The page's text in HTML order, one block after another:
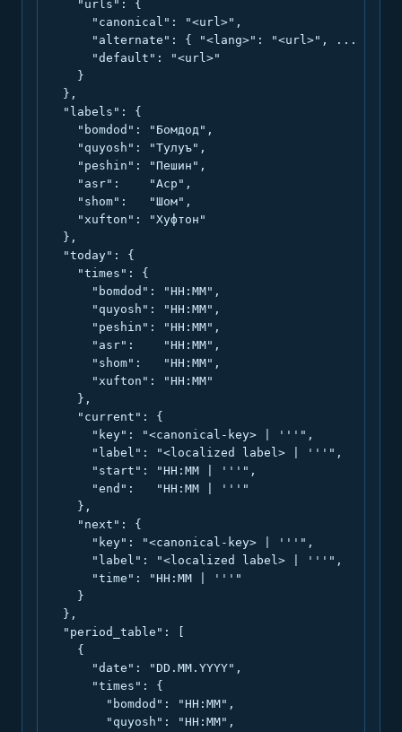
    "urls": {
      "canonical": "<url>",
      "alternate": { "<lang>": "<url>", ... },
      "default": "<url>"
    }
  },
  "labels": {
    "bomdod": "Бомдод",
    "quyosh": "Тулуъ",
    "peshin": "Пешин",
    "asr":    "Аср",
    "shom":   "Шом",
    "xufton": "Хуфтон"
  },
  "today": {
    "times": {
      "bomdod": "HH:MM",
      "quyosh": "HH:MM",
      "peshin": "HH:MM",
      "asr":    "HH:MM",
      "shom":   "HH:MM",
      "xufton": "HH:MM"
    },
    "current": {
      "key": "<canonical-key> | '''",
      "label": "<localized label> | '''",
      "start": "HH:MM | '''",
      "end":   "HH:MM | '''"
    },
    "next": {
      "key": "<canonical-key> | '''",
      "label": "<localized label> | '''",
      "time": "HH:MM | '''"
    }
  },
  "period_table": [
    {
      "date": "DD.MM.YYYY",
      "times": {
        "bomdod": "HH:MM",
        "quyosh": "HH:MM",